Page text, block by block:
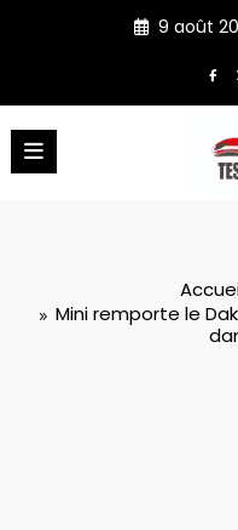
9 août
Mini remporte le